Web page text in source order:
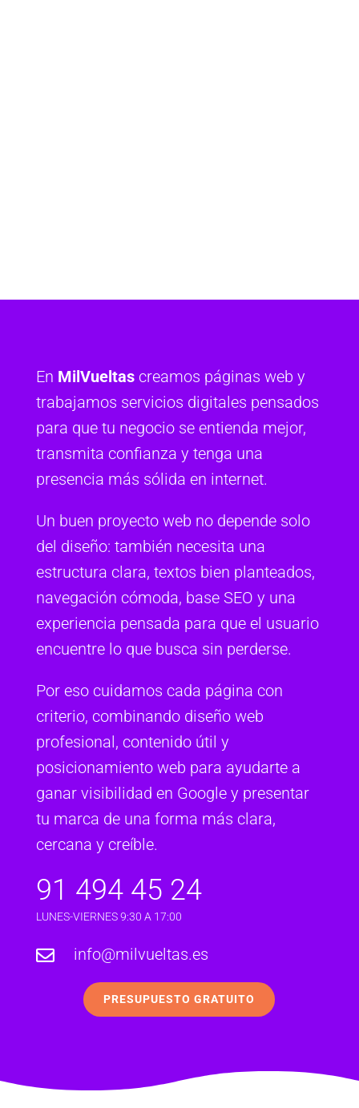
En MilVueltascreamos páginas web y
trabajamos servicios digitales pensados
para que tu negocio se entienda mejor,
transmita confianza y tenga una
presencia más sólida en internet.
Un buen proyecto web no depende solo
del diseño: también necesita una
estructura clara, textos bien planteados,
navegación cómoda, base SEO y una
experiencia pensada para que el usuario
encuentre lo que busca sin perderse.
Por eso cuidamos cada página con
criterio, combinando diseño web
profesional, contenido útil y
posicionamiento web para ayudarte a
ganar visibilidad en Google y presentar
tu marca de una forma más clara,
cercana y creíble.
91 494 45 24
LUNES-VIERNES 9:30 A 17:00
 info@milvueltas.es
PRESUPUESTO GRATUITO